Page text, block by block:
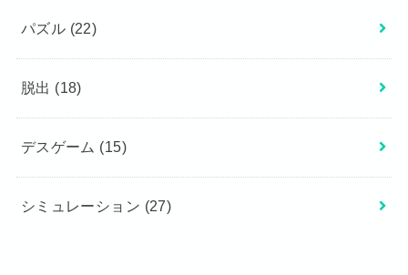
パズル (22)
脱出 (18)
デスゲーム (15)
シミュレーション (27)